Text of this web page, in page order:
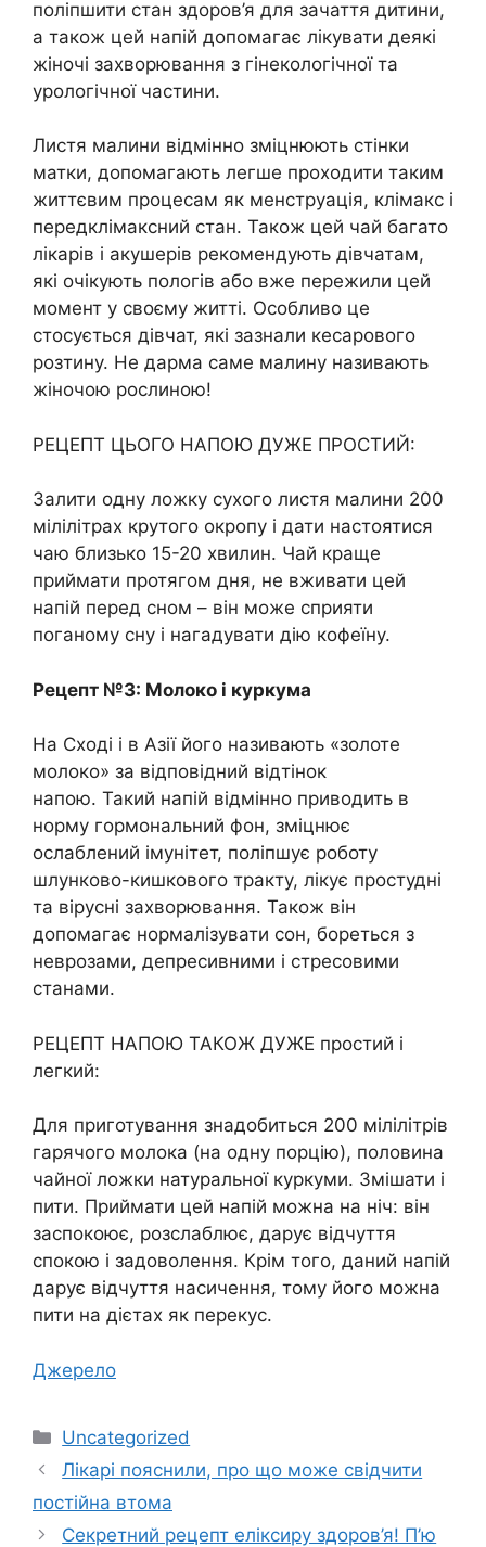
поліпшити стан здоров’я для зачаття дитини,
а також цей напій допомагає лікувати деякі
жіночі захворювання з гінекологічної та
урологічної частини.
Листя малини відмінно зміцнюють стінки
матки, допомагають легше проходити таким
життєвим процесам як менструація, клімакс і
передклімаксний стан. Також цей чай багато
лікарів і акушерів рекомендують дівчатам,
які очікують пологів або вже пережили цей
момент у своєму житті. Особливо це
стосується дівчат, які зазнали кесарового
розтину. Не дарма саме малину називають
жіночою рослиною!
РЕЦЕПТ ЦЬОГО НАПОЮ ДУЖЕ ПРОСТИЙ:
Залити одну ложку сухого листя малини 200
мілілітрах крутого окропу і дати настоятися
чаю близько 15-20 хвилин. Чай краще
приймати протягом дня, не вживати цей
напій перед сном – він може сприяти
поганому сну і нагадувати дію кофеїну.
Рецепт №3: Молоко і куркума
На Сході і в Азії його називають «золоте
молоко» за відповідний відтінок
напою. Такий напій відмінно приводить в
норму гормональний фон, зміцнює
ослаблений імунітет, поліпшує роботу
шлунково-кишкового тракту, лікує простудні
та вірусні захворювання. Також він
допомагає нормалізувати сон, бореться з
неврозами, депресивними і стресовими
станами.
РЕЦЕПТ НАПОЮ ТАКОЖ ДУЖЕ простий і
легкий:
Для приготування знадобиться 200 мілілітрів
гарячого молока (на одну порцію), половина
чайної ложки натуральної куркуми. Змішати і
пити. Приймати цей напій можна на ніч: він
заспокоює, розслаблює, дарує відчуття
спокою і задоволення. Крім того, даний напій
дарує відчуття насичення, тому його можна
пити на дієтах як перекус.
Джерело
Категорії
Uncategorized
Лікарі пояснили, про що може свідчити
постійна втома
Секретний рецепт еліксиру здоров’я! П’ю